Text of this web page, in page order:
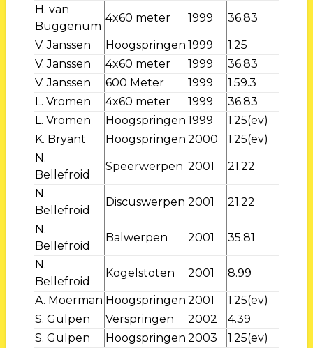
H. van
Buggenum
4x60 meter 1999 36.83
V. Janssen Hoogspringen 1999
1.25
V. Janssen
4x60 meter 1999
36.83
V. Janssen
600 Meter 1999
1.59.3
L. Vromen
4x60 meter 1999
36.83
L. Vromen
Hoogspringen 1999
1.25(ev)
K. Bryant
Hoogspringen 2000
1.25(ev)
N.
Bellefroid
Speerwerpen 2001 21.22
N.
Bellefroid
Discuswerpen 2001 21.22
N.
Bellefroid
Balwerpen 2001 35.81
N.
Bellefroid
Kogelstoten 2001 8.99
A. Moerman Hoogspringen 2001
1.25(ev)
S. Gulpen
Verspringen 2002
4.39
S. Gulpen
Hoogspringen 2003
1.25(ev)